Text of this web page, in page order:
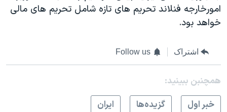
امورخارجه فنلاند تحريم های تازه شامل تحريم های مالی
خواهد بود.
اشتراک Follow us
همچنبن ببینید:
خبر اول
گزيده‌ها ايران